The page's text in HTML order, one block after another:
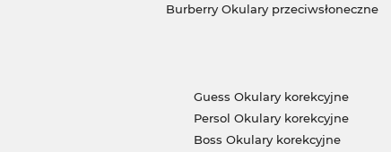
Burberry Okulary przeciwsłoneczne
Guess Okulary korekcyjne
Persol Okulary korekcyjne
Boss Okulary korekcyjne